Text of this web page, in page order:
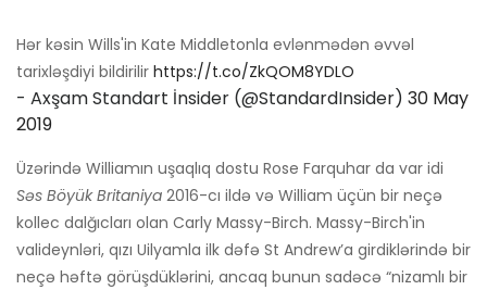
Hər kəsin Wills'in Kate Middletonla evlənmədən əvvəl
tarixləşdiyi bildirilir https://t.co/ZkQOM8YDLO
- Axşam Standart İnsider (@StandardInsider) 30 May
2019
Üzərində Williamın uşaqlıq dostu Rose Farquhar da var idi
Səs Böyük Britaniya 2016-cı ildə və William üçün bir neçə
kollec dalğıcları olan Carly Massy-Birch. Massy-Birch'in
valideynləri, qızı Uilyamla ilk dəfə St Andrew’a girdiklərində bir
neçə həftə görüşdüklərini, ancaq bunun sadəcə “nizamlı bir